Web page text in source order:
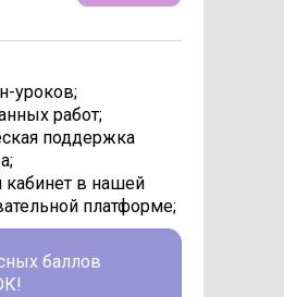
уроков;
работ;
поддержка
в нашей
платформе;
баллов